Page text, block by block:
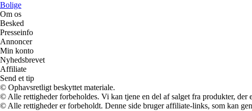
Bolige
Om os
Besked
Presseinfo
Annoncer
Min konto
Nyhedsbrevet
Affiliate
Send et tip
© Ophavsretligt beskyttet materiale.
© Alle rettigheder forbeholdes. Vi kan tjene en del af salget fra produkter,
© Alle rettigheder er forbeholdt. Denne side bruger affiliate-links, som kan